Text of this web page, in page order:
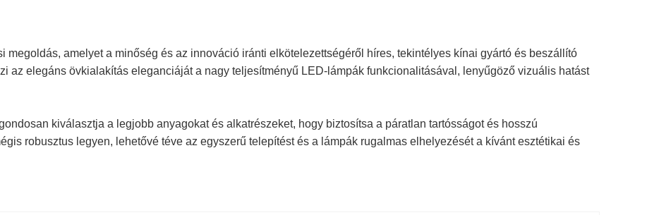
megoldás, amelyet a minőség és az innováció iránti elkötelezettségéről híres, tekintélyes kínai gyártó és beszállító
az elegáns övkialakítás eleganciáját a nagy teljesítményű LED-lámpák funkcionalitásával, lenyűgöző vizuális hatást
kiválasztja a legjobb anyagokat és alkatrészeket, hogy biztosítsa a páratlan tartósságot és hosszú
robusztus legyen, lehetővé téve az egyszerű telepítést és a lámpák rugalmas elhelyezését a kívánt esztétikai és